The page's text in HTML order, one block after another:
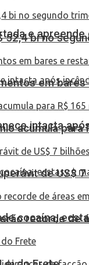
e
intacta
cocaína,
52,4 bi no
em
acumula para
de US$
recorde de